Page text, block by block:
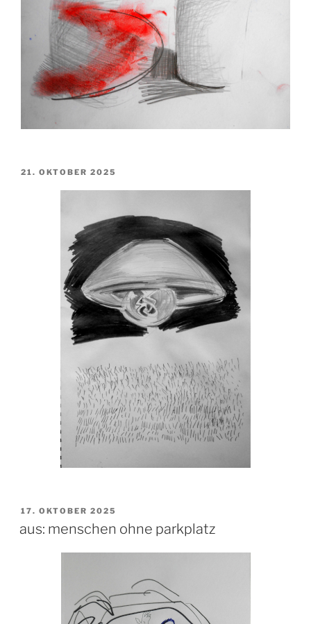
VERÖFFENTLICHT
21. OKTOBER 2025
VERÖFFENTLICHT
17. OKTOBER 2025
aus: menschen ohne parkplatz